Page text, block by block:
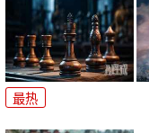
最热